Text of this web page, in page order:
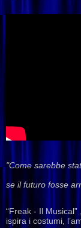
"Come sarebbe
se il futuro fosse
“Freak - Il
ispira i costumi,